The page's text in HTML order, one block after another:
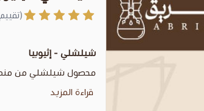
شيلشلي - إثيوبيا
محصول شيلشلي من
قراءة المزيد